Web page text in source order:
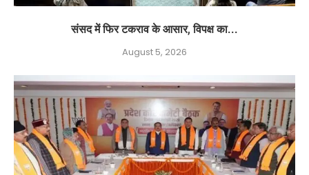
संसद में फिर टकराव के आसार, विपक्ष का...
August 5, 2026